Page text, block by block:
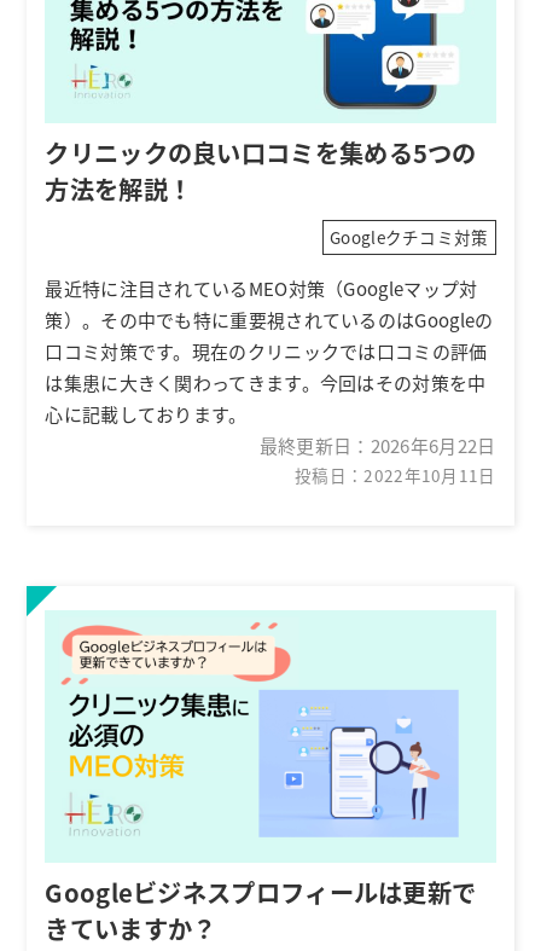
クリニックの良い口コミを集める5つの
方法を解説！
Googleクチコミ対策
最近特に注目されているMEO対策（Googleマップ対
策）。その中でも特に重要視されているのはGoogleの
口コミ対策です。現在のクリニックでは口コミの評価
は集患に大きく関わってきます。今回はその対策を中
心に記載しております。
最終更新日： 2026年6月22日
投稿日：2022年10月11日
Googleビジネスプロフィールは更新で
きていますか？